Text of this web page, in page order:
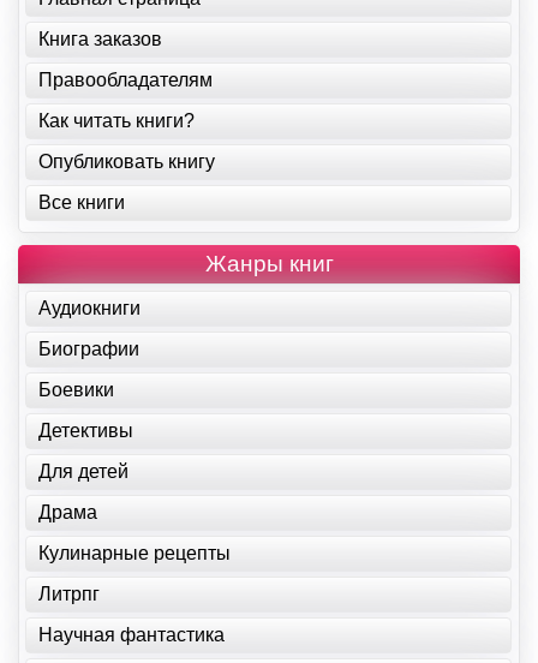
Книга заказов
Правообладателям
Как читать книги?
Опубликовать книгу
Все книги
Жанры книг
Аудиокниги
Биографии
Боевики
Детективы
Для детей
Драма
Кулинарные рецепты
Литрпг
Научная фантастика